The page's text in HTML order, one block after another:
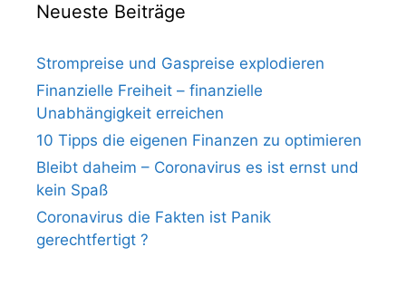
Neueste Beiträge
Strompreise und Gaspreise explodieren
Finanzielle Freiheit – finanzielle
Unabhängigkeit erreichen
10 Tipps die eigenen Finanzen zu optimieren
Bleibt daheim – Coronavirus es ist ernst und
kein Spaß
Coronavirus die Fakten ist Panik
gerechtfertigt ?